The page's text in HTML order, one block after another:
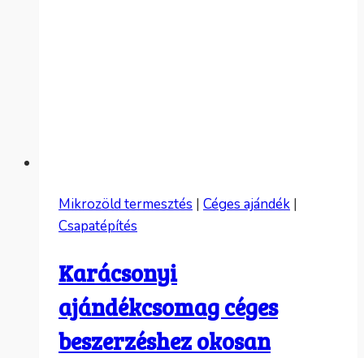
Mikrozöld termesztés | Céges ajándék |
Csapatépítés
Karácsonyi
ajándékcsomag céges
beszerzéshez okosan